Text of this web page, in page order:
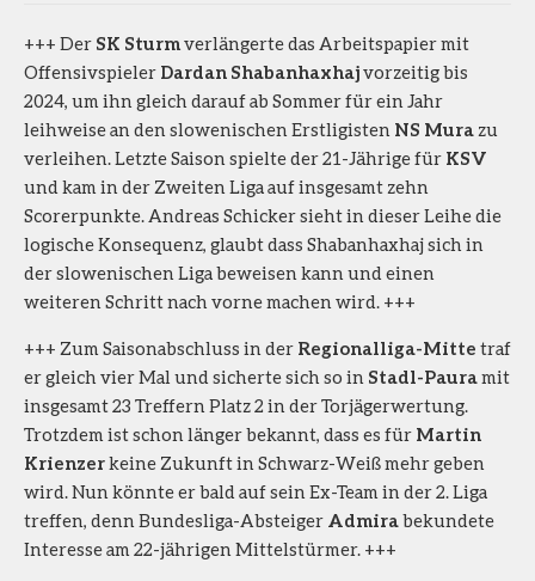
+++ Der SK Sturmverlängerte das Arbeitspapier mit
Offensivspieler Dardan Shabanhaxhajvorzeitig bis
2024, um ihn gleich darauf ab Sommer für ein Jahr
leihweise an den slowenischen Erstligisten NS Mura zu
verleihen. Letzte Saison spielte der 21-Jährige für KSV
und kam in der Zweiten Liga auf insgesamt zehn
Scorerpunkte. Andreas Schicker sieht in dieser Leihe die
logische Konsequenz, glaubt dass Shabanhaxhaj sich in
der slowenischen Liga beweisen kann und einen
weiteren Schritt nach vorne machen wird. +++
+++ Zum Saisonabschluss in der Regionalliga-Mitte traf
er gleich vier Mal und sicherte sich so in Stadl-Pauramit
insgesamt 23 Treffern Platz 2 in der Torjägerwertung.
Trotzdem ist schon länger bekannt, dass es für Martin
Krienzerkeine Zukunft in Schwarz-Weiß mehr geben
wird. Nun könnte er bald auf sein Ex-Team in der 2. Liga
treffen, denn Bundesliga-Absteiger Admirabekundete
Interesse am 22-jährigen Mittelstürmer. +++